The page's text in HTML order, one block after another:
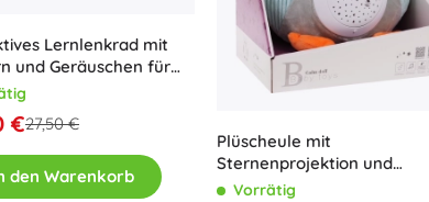
Lernlenkrad mit
und Geräuschen für
€27,50 €
den Warenkorb
Plüscheule mit
Sternenprojektion und
Einschlafmelodien
Vorrätig